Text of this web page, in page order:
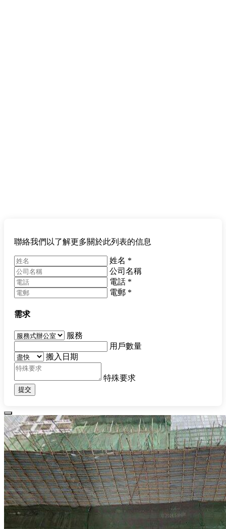
聯絡我們以了解更多關於此列表的信息
姓名 *
公司名稱
電話 *
電郵 *
需求
服務
用戶數量
搬入日期
特殊要求
提交